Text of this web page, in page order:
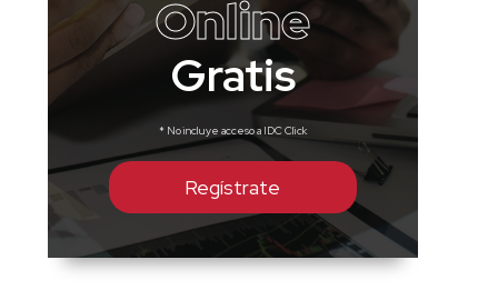
Online
Gratis
* No incluye acceso a IDC Click
Regístrate